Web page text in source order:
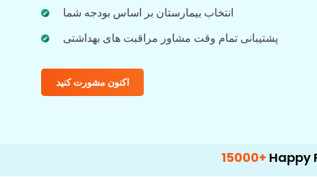
انتخاب بیمارستان بر اساس بودجه شما
پشتیبانی تمام وقت مشاور مراقبت های بهداشتی
اکنون مشورت کنید
Happy Patients